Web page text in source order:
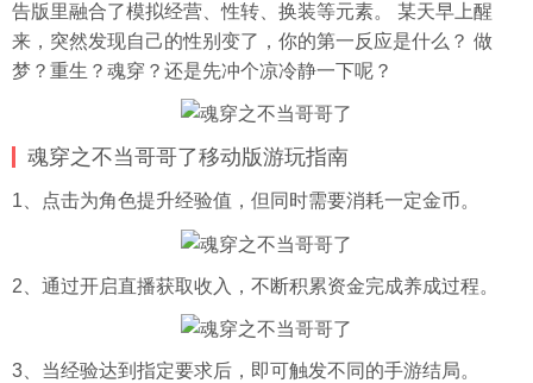
告版里融合了模拟经营、性转、换装等元素。 某天早上醒
来，突然发现自己的性别变了，你的第一反应是什么？ 做
梦？重生？魂穿？还是先冲个凉冷静一下呢？
魂穿之不当哥哥了移动版游玩指南
1、点击为角色提升经验值，但同时需要消耗一定金币。
2、通过开启直播获取收入，不断积累资金完成养成过程。
3、当经验达到指定要求后，即可触发不同的手游结局。